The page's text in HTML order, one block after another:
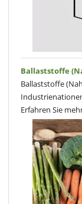
Ballaststoffe
Ballaststoffe
Erfahren Sie